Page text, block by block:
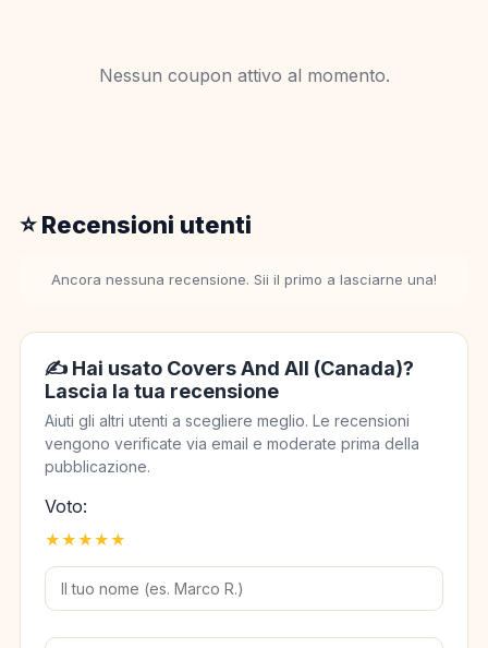
Nessun coupon attivo al momento.
⭐ Recensioni utenti
Ancora nessuna recensione. Sii il primo a lasciarne una!
✍️ Hai usato Covers And All (Canada)?
Lascia la tua recensione
Aiuti gli altri utenti a scegliere meglio. Le recensioni
vengono verificate via email e moderate prima della
pubblicazione.
Voto:
★
★
★
★
★